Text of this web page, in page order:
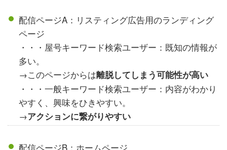
配信ページA：リスティング広告用のランディング
ページ
・・・屋号キーワード検索ユーザー：既知の情報が
多い。
→このページからは離脱してしまう可能性が高い
・・・一般キーワード検索ユーザー：内容がわかり
やすく、興味をひきやすい。
→アクションに繋がりやすい
配信ページB：ホームページ